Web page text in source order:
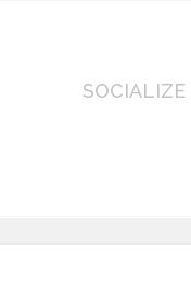
SOCIALIZE